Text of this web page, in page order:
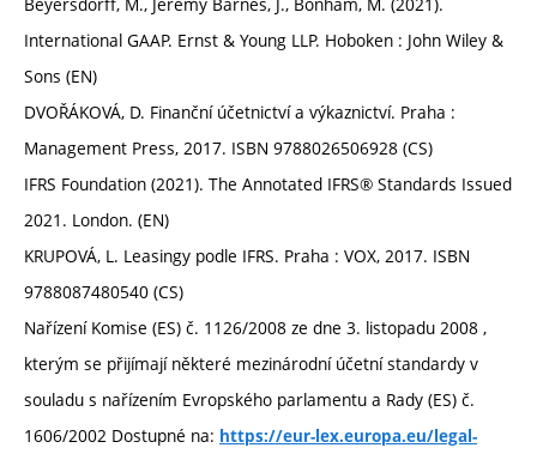
International GAAP. Ernst & Young LLP. Hoboken : John Wiley &
Sons (EN)
DVOŘÁKOVÁ, D. Finanční účetnictví a výkaznictví. Praha :
Management Press, 2017. ISBN 9788026506928 (CS)
IFRS Foundation (2021). The Annotated IFRS® Standards Issued
2021. London. (EN)
KRUPOVÁ, L. Leasingy podle IFRS. Praha : VOX, 2017. ISBN
9788087480540 (CS)
Nařízení Komise (ES) č. 1126/2008 ze dne 3. listopadu 2008 ,
kterým se přijímají některé mezinárodní účetní standardy v
souladu s nařízením Evropského parlamentu a Rady (ES) č.
1606/2002 Dostupné na: https://eur-lex.europa.eu/legal-